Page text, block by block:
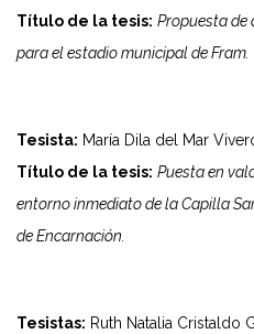
Título de la tesis: Propuesta
para el estadio municipal de Fram.
Tesista: María Dila del Mar
Título de la tesis: Puesta en
entorno inmediato de la Capilla
de Encarnación.
Tesistas: Ruth Natalia Cristaldo